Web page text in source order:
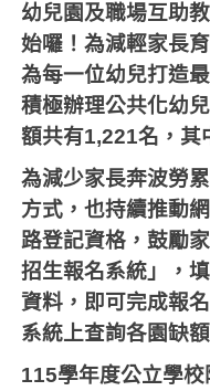
幼兒園及職場互助
始囉！為減輕家長
為每一位幼兒打造
積極辦理公共化幼
額共有1,221名，其
為減少家長奔波勞
方式，也持續推動
路登記資格，鼓勵
招生報名系統」，
資料，即可完成報
系統上查詢各園缺
115學年度公立學